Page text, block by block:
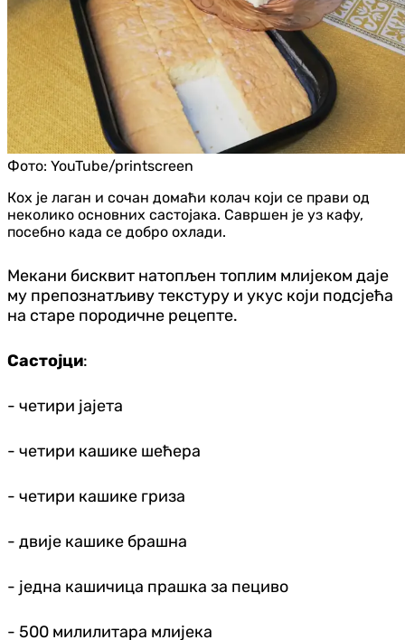
Фото: YouTube/printscreen
Кох је лаган и сочан домаћи колач који се прави од
неколико основних састојака. Савршен је уз кафу,
посебно када се добро охлади.
Мекани бисквит натопљен топлим млијеком даје
му препознатљиву текстуру и укус који подсјећа
на старе породичне рецепте.
Састојци:
- четири јајета
- четири кашике шећера
- четири кашике гриза
- двије кашике брашна
- једна кашичица прашка за пециво
- 500 милилитара млијека